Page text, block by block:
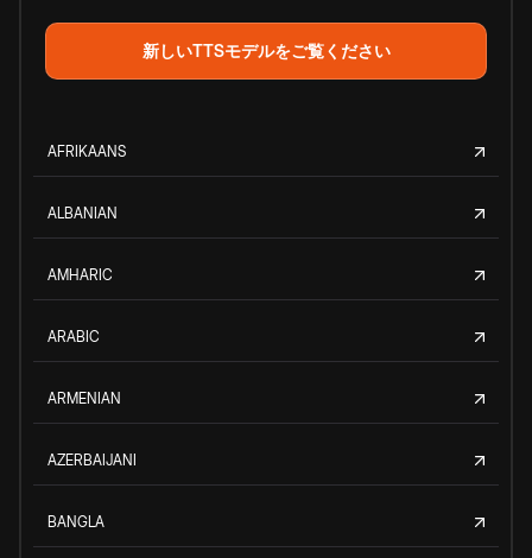
新しいTTSモデルをご覧ください
AFRIKAANS
ALBANIAN
AMHARIC
ARABIC
ARMENIAN
AZERBAIJANI
BANGLA